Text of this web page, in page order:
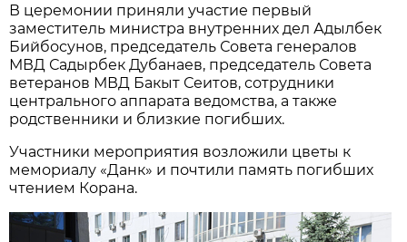
В церемонии приняли участие первый
заместитель министра внутренних дел Адылбек
Бийбосунов, председатель Совета генералов
МВД Садырбек Дубанаев, председатель Совета
ветеранов МВД Бакыт Сеитов, сотрудники
центрального аппарата ведомства, а также
родственники и близкие погибших.
Участники мероприятия возложили цветы к
мемориалу «Данк» и почтили память погибших
чтением Корана.